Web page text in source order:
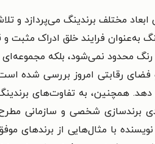
ابعاد مختلف برندینگ
به‌عنوان فرایند خلق ادراک
محدود نمی‌شود، بلکه
فضای رقابتی امروز بررسی شده
همچنین، به تفاوت‌های
شخصی و سازمانی
با مثال‌هایی از برندهای